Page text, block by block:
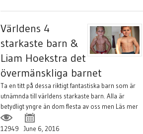
Världens 4
starkaste barn &
Liam Hoekstra det
övermänskliga barnet
Ta en titt på dessa riktigt fantastiska barn som är
utnämnda till världens starkaste barn. Alla är
betydligt yngre än dom flesta av oss men Läs mer
12949 June 6, 2016